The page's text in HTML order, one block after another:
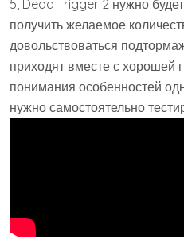
5, Dead Trigger 2 нужно
получить желаемое
довольствоваться
приходят вместе с хорошей
понимания особенностей
нужно самостоятельно